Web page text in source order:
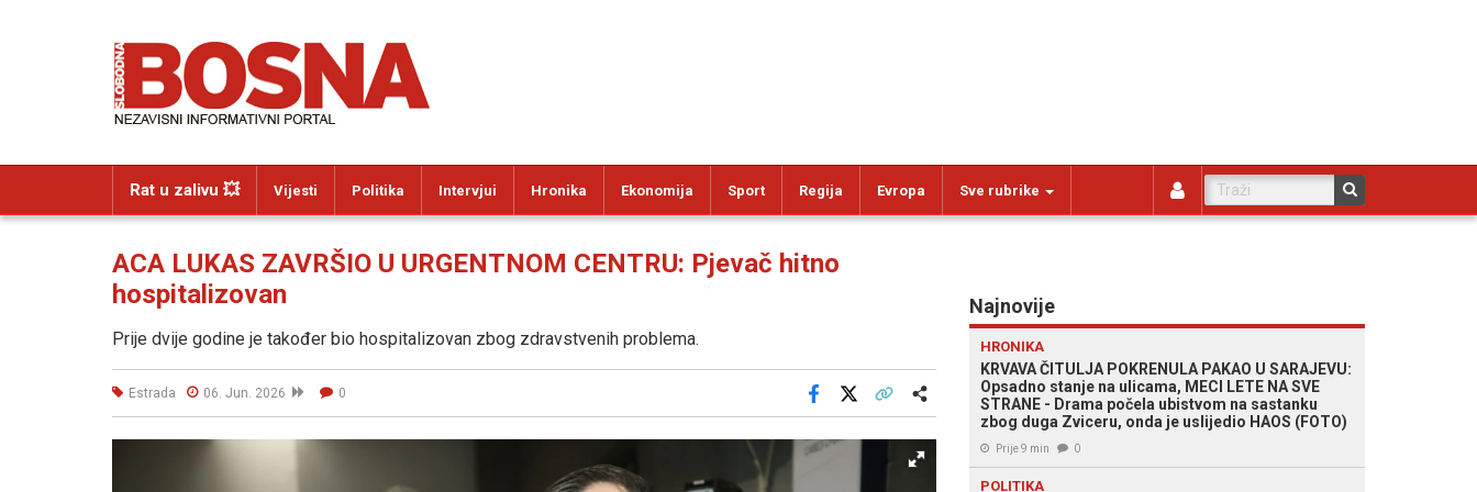
Rat u zalivu 💥 Vijesti Politika Intervjui Hronika Ekonomija Sport Regija Evropa Sve rubrike
ACA LUKAS ZAVRŠIO U URGENTNOM CENTRU: Pjevač hitno
hospitalizovan
Prije dvije godine je također bio hospitalizovan zbog zdravstvenih problema.
Estrada 06. Jun. 2026 0
Facebook
Najnovije
HRONIKA
KRVAVA ČITULJA POKRENULA PAKAO U SARAJEVU:
Opsadno stanje na ulicama, MECI LETE NA SVE
STRANE - Drama počela ubistvom na sastanku
zbog duga Zviceru, onda je uslijedio HAOS (FOTO)
Prije 9 min 0
POLITIKA